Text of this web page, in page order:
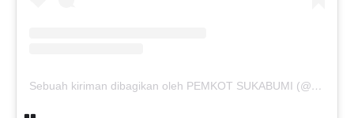
Sebuah kiriman dibagikan oleh PEMKOT SUKABUMI (@pemkotsukabumi_)